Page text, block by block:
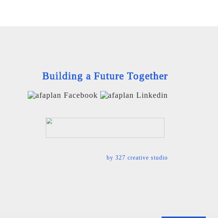
Building a Future Together
by 327 creative studio